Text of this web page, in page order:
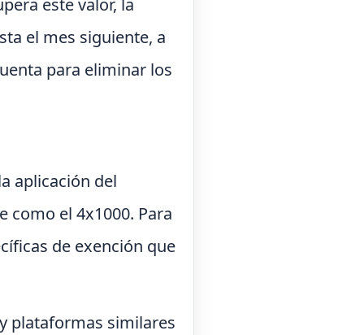
este valor, la
el mes siguiente, a
para eliminar los
aplicación del
como el 4x1000. Para
de exención que
plataformas similares